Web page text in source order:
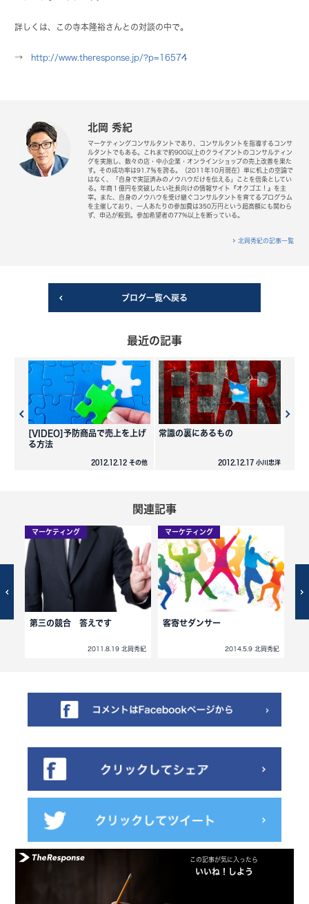
詳しくは、この寺本隆裕さんとの対談の中で。
→ http://www.theresponse.jp/?p=16574
北岡 秀紀
マーケティングコンサルタントであり、コンサルタントを指導するコンサ
ルタントでもある。これまで約900以上のクライアントのコンサルティン
グを実施し、数々の店・中小企業・オンラインショップの売上改善を果た
す。その成功率は91.7％を誇る。（2011年10月現在）単に机上の空論で
はなく、「自身で実証済みのノウハウだけを伝える」ことを信条としてい
る。年商１億円を突破したい社長向けの情報サイト『オクゴエ！』を主
宰。また、自身のノウハウを受け継ぐコンサルタントを育てるプログラム
を主催しており、一人あたりの参加費は350万円という超高額にも関わら
ず、申込が殺到。参加希望者の77%以上を断っている。
北岡秀紀の記事一覧
ブログ一覧へ戻る
最近の記事
[VIDEO]予防商品で売上を上げ
る方法
2012.12.12 その他
常識の裏にあるもの
2012.12.17 小川忠洋
関連記事
マーケティング
第三の競合 答えです
2011.8.19 北岡秀紀
マーケティング
客寄せダンサー
2014.5.9 北岡秀紀
この記事が気に入ったら
いいね！しよう